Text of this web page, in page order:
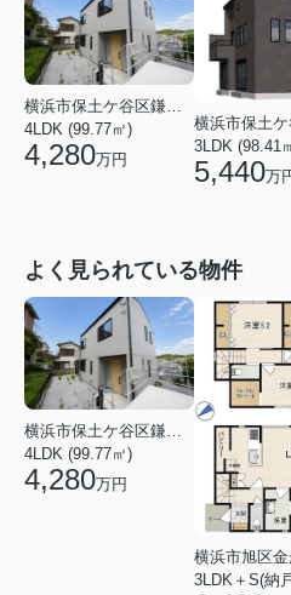
横浜市保土ケ谷区鎌谷町
4LDK (99.77㎡)
4,280万円
3LDK (98.41
5,440万
よく見られている物件
4LDK (99.77㎡)
4,280万円